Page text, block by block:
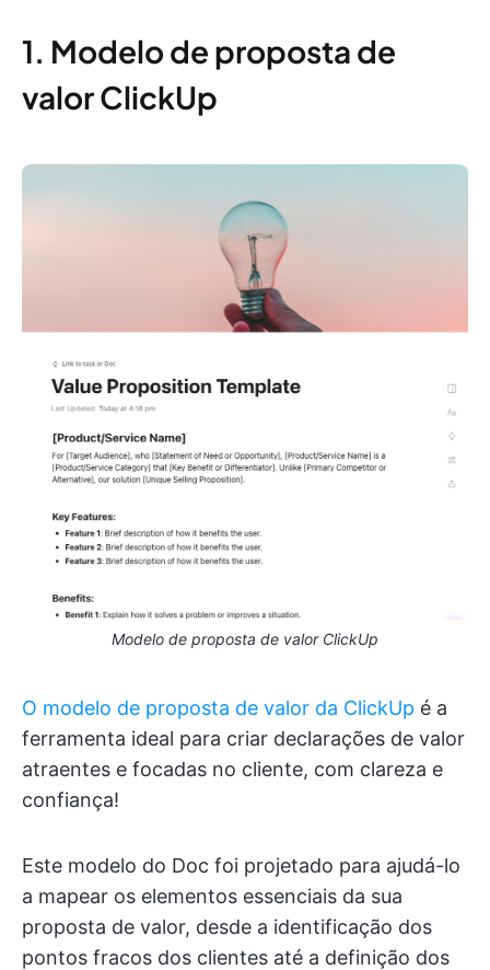
1. Modelo de proposta de
valor ClickUp
Modelo de proposta de valor ClickUp
O modelo de proposta de valor da ClickUp é a
ferramenta ideal para criar declarações de valor
atraentes e focadas no cliente, com clareza e
confiança!
Este modelo do Doc foi projetado para ajudá-lo
a mapear os elementos essenciais da sua
proposta de valor, desde a identificação dos
pontos fracos dos clientes até a definição dos